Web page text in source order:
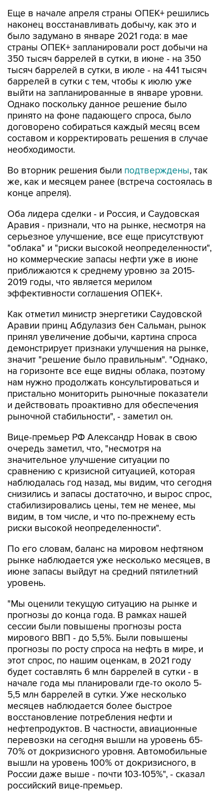
Еще в начале апреля страны ОПЕК+ решились
наконец восстанавливать добычу, как это и
было задумано в январе 2021 года: в мае
страны ОПЕК+ запланировали рост добычи на
350 тысяч баррелей в сутки, в июне - на 350
тысяч баррелей в сутки, в июле - на 441 тысяч
баррелей в сутки с тем, чтобы к июлю уже
выйти на запланированные в январе уровни.
Однако поскольку данное решение было
принято на фоне падающего спроса, было
договорено собираться каждый месяц всем
составом и корректировать решения в случае
необходимости.
Во вторник решения были подтверждены, так
же, как и месяцем ранее (встреча состоялась в
конце апреля).
Оба лидера сделки - и Россия, и Саудовская
Аравия - признали, что на рынке, несмотря на
серьезное улучшение, все еще присутствуют
"облака" и "риски высокой неопределенности",
но коммерческие запасы нефти уже в июне
приближаются к среднему уровню за 2015-
2019 годы, что является мерилом
эффективности соглашения ОПЕК+.
Как отметил министр энергетики Саудовской
Аравии принц Абдулазиз бен Сальман, рынок
принял увеличение добычи, картина спроса
демонстрирует признаки улучшения на рынке,
значит "решение было правильным". "Однако,
на горизонте все еще видны облака, поэтому
нам нужно продолжать консультироваться и
пристально мониторить рыночные показатели
и действовать проактивно для обеспечения
рыночной стабильности", - заметил он.
Вице-премьер РФ Александр Новак в свою
очередь заметил, что, "несмотря на
значительное улучшение ситуации по
сравнению с кризисной ситуацией, которая
наблюдалась год назад, мы видим, что сегодня
снизились и запасы достаточно, и вырос спрос,
стабилизировались цены, тем не менее, мы
видим, в том числе, и что по-прежнему есть
риски высокой неопределенности".
По его словам, баланс на мировом нефтяном
рынке наблюдается уже несколько месяцев, в
июне запасы выйдут на средний пятилетний
уровень.
"Мы оценили текущую ситуацию на рынке и
прогнозы до конца года. В рамках нашей
сессии были повышены прогнозы роста
мирового ВВП - до 5,5%. Были повышены
прогнозы по росту спроса на нефть в мире, и
этот спрос, по нашим оценкам, в 2021 году
будет составлять 6 млн баррелей в сутки - в
начале года мы планировали где-то около 5-
5,5 млн баррелей в сутки. Уже несколько
месяцев наблюдается более быстрое
восстановление потребления нефти и
нефтепродуктов. В частности, авиационные
перевозки на сегодня вышли на уровень 65-
70% от докризисного уровня. Автомобильные
вышли на уровень 100% от докризисного, в
России даже выше - почти 103-105%", - сказал
российский вице-премьер.